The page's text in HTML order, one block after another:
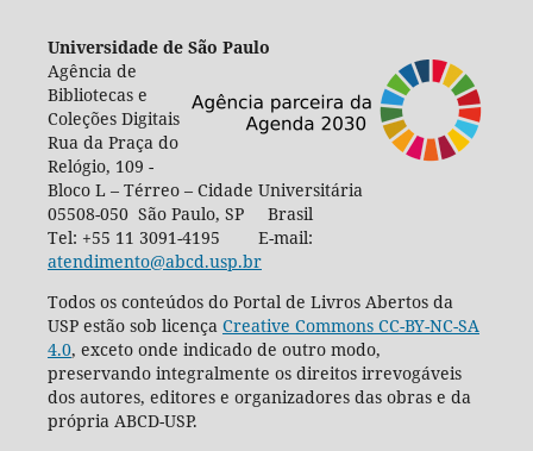
Universidade de São Paulo
Agência de
Bibliotecas e
Coleções Digitais
Rua da Praça do
Relógio, 109 -
Bloco L – Térreo – Cidade Universitária
05508-050 São Paulo, SP Brasil
Tel: +55 11 3091-4195 E-mail:
atendimento@abcd.usp.br
Todos os conteúdos do Portal de Livros Abertos da
USP estão sob licença Creative Commons CC-BY-NC-SA
4.0, exceto onde indicado de outro modo,
preservando integralmente os direitos irrevogáveis
dos autores, editores e organizadores das obras e da
própria ABCD-USP.